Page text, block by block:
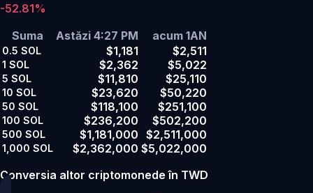
-52.81%
Suma
Astăzi 4:27 PM acum 1AN
0.5 SOL $1,181 $2,511
1 SOL $2,362 $5,022
5 SOL $11,810 $25,110
10 SOL $23,620 $50,220
50 SOL $118,100 $251,100
100 SOL $236,200 $502,200
500 SOL $1,181,000 $2,511,000
1,000 SOL $2,362,000 $5,022,000
Conversia altor criptomonede în TWD